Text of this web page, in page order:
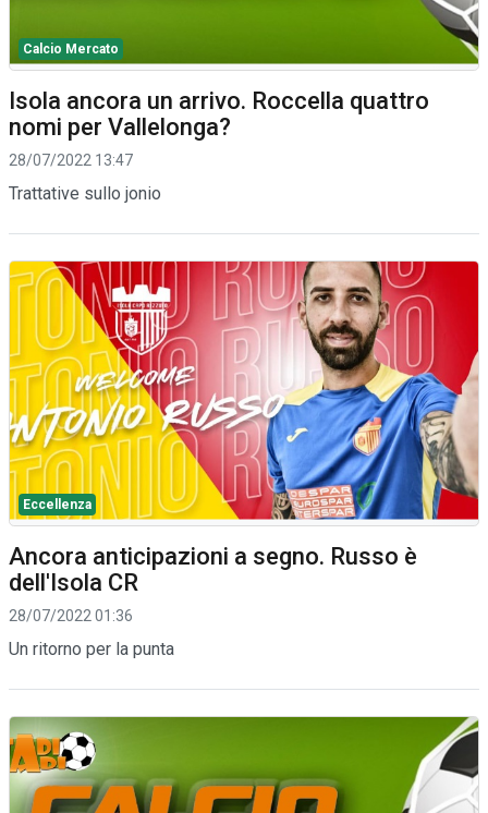
Calcio Mercato
Isola ancora un arrivo. Roccella quattro
nomi per Vallelonga?
28/07/2022 13:47
Trattative sullo jonio
Eccellenza
Ancora anticipazioni a segno. Russo è
dell'Isola CR
28/07/2022 01:36
Un ritorno per la punta